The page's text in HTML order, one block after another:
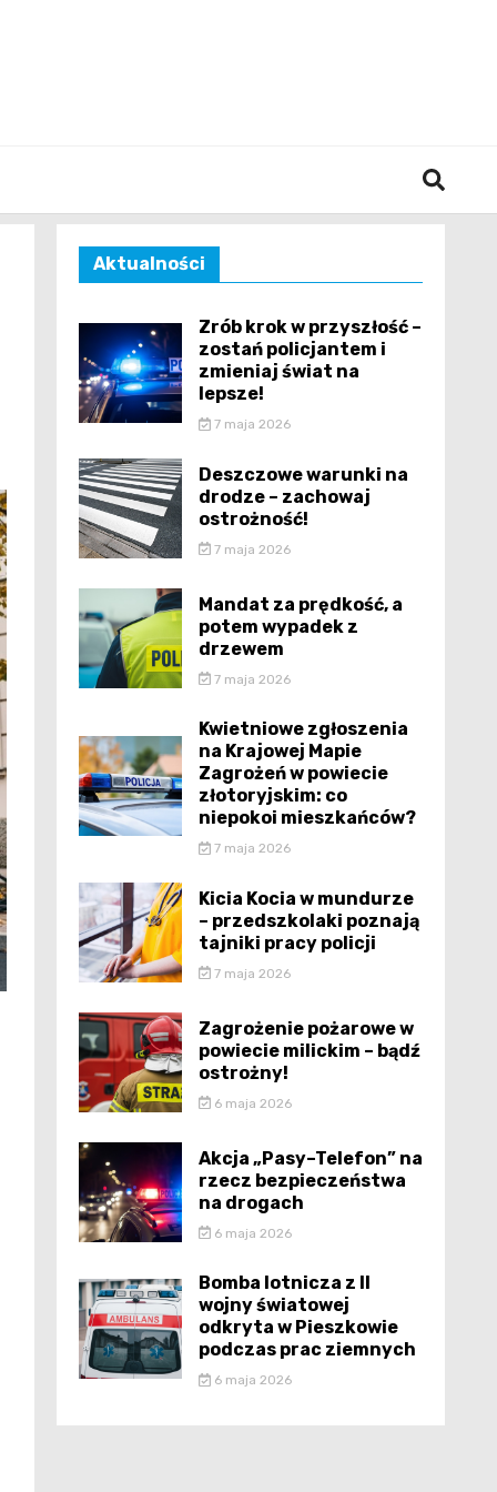
Aktualności
Zrób krok w przyszłość –
zostań policjantem i
zmieniaj świat na
lepsze!
7 maja 2026
Deszczowe warunki na
drodze – zachowaj
ostrożność!
7 maja 2026
Mandat za prędkość, a
potem wypadek z
drzewem
7 maja 2026
Kwietniowe zgłoszenia
na Krajowej Mapie
Zagrożeń w powiecie
złotoryjskim: co
niepokoi mieszkańców?
7 maja 2026
Kicia Kocia w mundurze
– przedszkolaki poznają
tajniki pracy policji
7 maja 2026
Zagrożenie pożarowe w
powiecie milickim – bądź
ostrożny!
6 maja 2026
Akcja „Pasy–Telefon” na
rzecz bezpieczeństwa
na drogach
6 maja 2026
Bomba lotnicza z II
wojny światowej
odkryta w Pieszkowie
podczas prac ziemnych
6 maja 2026